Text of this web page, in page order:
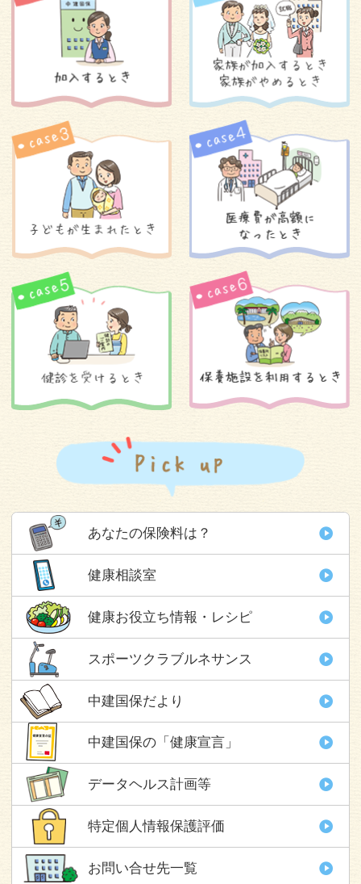
あなたの保険料は？
健康相談室
健康お役立ち情報・レシピ
スポーツクラブルネサンス
中建国保だより
中建国保の「健康宣言」
データヘルス計画等
特定個人情報保護評価
お問い合せ先一覧